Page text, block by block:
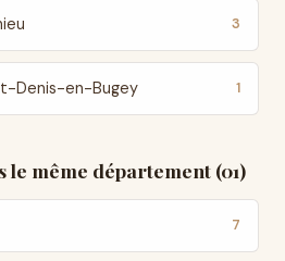
3
Denis-en-Bugey 1
le même département (01)
7